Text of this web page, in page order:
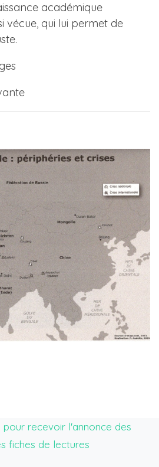
académique
vécue, qui lui permet de
pour recevoir l'annonce des
fiches de lectures